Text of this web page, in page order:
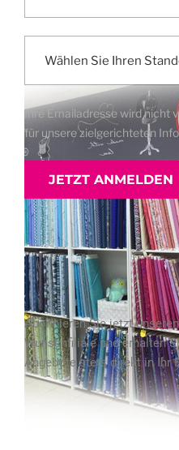
Ihre Emailadresse wird nicht
für unsere zielgerichteten
Abonnieren Sie jetzt
Wunschfiliale und erhalten
Angebote stets direkt in Ihr